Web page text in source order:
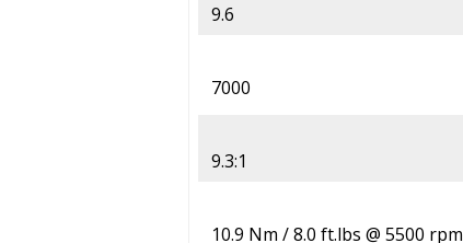
9.6
7000
9.3:1
10.9 Nm / 8.0 ft.lbs @ 5500 rpm